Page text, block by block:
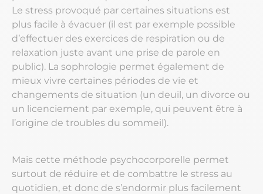
Le stress provoqué par certaines situations est
plus facile à évacuer (il est par exemple possible
d’effectuer des exercices de respiration ou de
relaxation juste avant une prise de parole en
public). La sophrologie permet également de
mieux vivre certaines périodes de vie et
changements de situation (un deuil, un divorce ou
un licenciement par exemple, qui peuvent être à
l’origine de troubles du sommeil).
Mais cette méthode psychocorporelle permet
surtout de réduire et de combattre le stress au
quotidien, et donc de s’endormir plus facilement